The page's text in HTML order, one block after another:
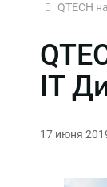
QTECH
IТ
17 июня